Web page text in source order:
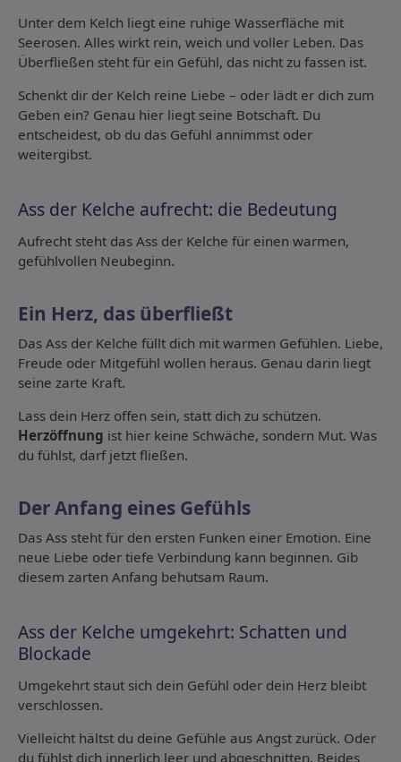
Unter dem Kelch liegt eine ruhige Wasserfläche mit
Seerosen. Alles wirkt rein, weich und voller Leben. Das
Überfließen steht für ein Gefühl, das nicht zu fassen ist.
Schenkt dir der Kelch reine Liebe – oder lädt er dich zum
Geben ein? Genau hier liegt seine Botschaft. Du
entscheidest, ob du das Gefühl annimmst oder
weitergibst.
Ass der Kelche aufrecht: die Bedeutung
Aufrecht steht das Ass der Kelche für einen warmen,
gefühlvollen Neubeginn.
Ein Herz, das überfließt
Das Ass der Kelche füllt dich mit warmen Gefühlen. Liebe,
Freude oder Mitgefühl wollen heraus. Genau darin liegt
seine zarte Kraft.
Lass dein Herz offen sein, statt dich zu schützen.
Herzöffnung ist hier keine Schwäche, sondern Mut. Was
du fühlst, darf jetzt fließen.
Der Anfang eines Gefühls
Das Ass steht für den ersten Funken einer Emotion. Eine
neue Liebe oder tiefe Verbindung kann beginnen. Gib
diesem zarten Anfang behutsam Raum.
Ass der Kelche umgekehrt: Schatten und
Blockade
Umgekehrt staut sich dein Gefühl oder dein Herz bleibt
verschlossen.
Vielleicht hältst du deine Gefühle aus Angst zurück. Oder
du fühlst dich innerlich leer und abgeschnitten. Beides